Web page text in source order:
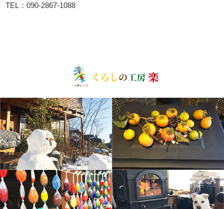
TEL：090-2867-1088